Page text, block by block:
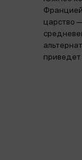
царство
приведет